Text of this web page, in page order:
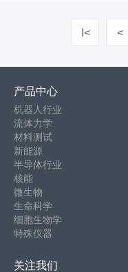
I< <
产品中心
机器人行业
流体力学
材料测试
新能源
半导体行业
核能
微生物
生命科学
细胞生物学
特殊仪器
关注我们